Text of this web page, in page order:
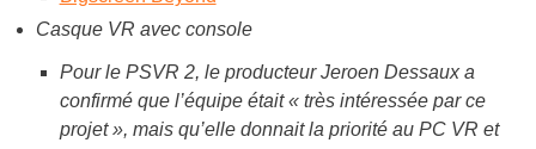
Casque VR avec console
Pour le PSVR 2, le producteur Jeroen Dessaux a
confirmé que l’équipe était « très intéressée par ce
projet », mais qu’elle donnait la priorité au PC VR et